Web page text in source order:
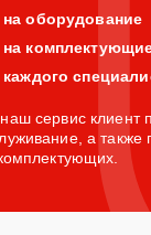
оборудование
сервис клиент
а также